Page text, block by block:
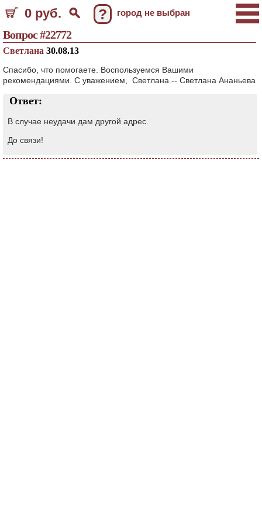
0 руб. ? город не выбран
Вопрос #22772
Светлана 30.08.13
Спасибо, что помогаете. Воспользуемся Вашими
рекомендациями. С уважением, Светлана.-- Светлана Ананьева
Ответ:
В случае неудачи дам другой адрес.
До связи!